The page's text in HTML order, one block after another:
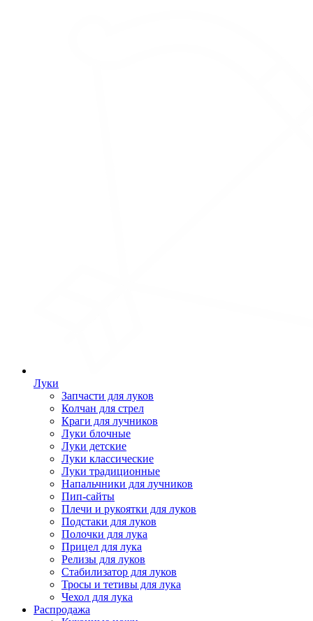
Луки
Запчасти для луков
Колчан для стрел
Краги для лучников
Луки блочные
Луки детские
Луки классические
Луки традиционные
Напальчники для лучников
Пип-сайты
Плечи и рукоятки для луков
Подстаки для луков
Полочки для лука
Прицел для лука
Релизы для луков
Стабилизатор для луков
Тросы и тетивы для лука
Чехол для лука
Распродажа